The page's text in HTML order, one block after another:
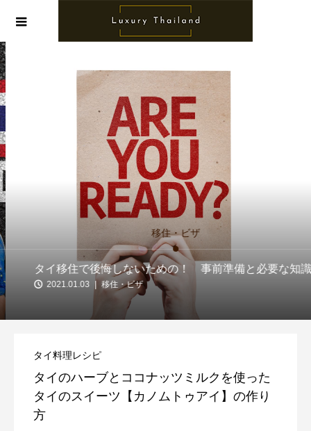
移住・ビザ
タイ移住で後悔しないための！ 事前準備と必要な知識
2021.01.03 移住・ビザ
タイ料理レシピ
タイのハーブとココナッツミルクを使った
タイのスイーツ【カノムトゥアイ】の作り
方